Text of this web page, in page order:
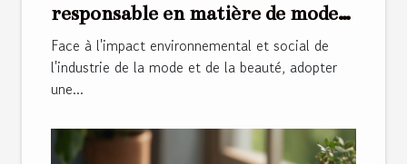
responsable en matière de mode
et de beauté
Face à l'impact environnemental et social de
l'industrie de la mode et de la beauté, adopter
une...